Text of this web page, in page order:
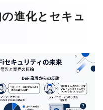
進化とセキュ